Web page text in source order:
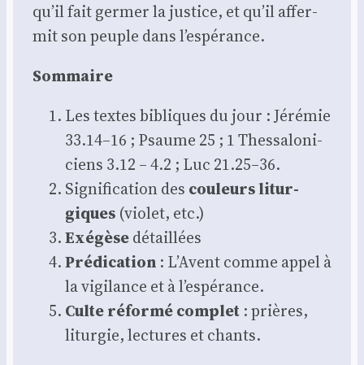
qu’il fait ger­mer la jus­tice, et qu’il affer­
mit son peuple dans l’espérance.
Som­maire
Les textes bibliques du jour : Jéré­mie
33.14–16 ; Psaume 25 ; 1 Thes­sa­lo­ni­
ciens 3.12 – 4.2 ; Luc 21.25–36.
Signi­fi­ca­tion des cou­leurs litur­
giques (vio­let, etc.)
Exé­gèsedétaillées
Pré­di­ca­tion : L’Avent comme appel à
la vigi­lance et à l’espérance.
Culte réfor­mé com­plet : prières,
litur­gie, lec­tures et chants.